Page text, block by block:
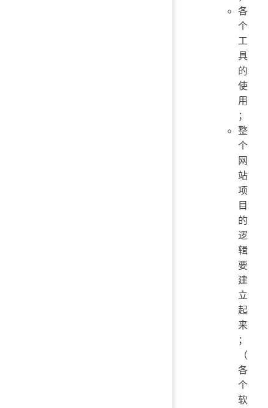
各
个
工
具
的
使
用
；
整
个
网
站
项
目
的
逻
辑
要
建
立
起
来
；
（
各
个
软